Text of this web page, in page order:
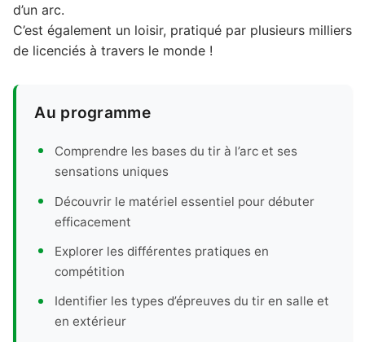
d’un arc.
C’est également un loisir, pratiqué par plusieurs milliers
de licenciés à travers le monde !
Au programme
Comprendre les bases du tir à l’arc et ses
sensations uniques
Découvrir le matériel essentiel pour débuter
efficacement
Explorer les différentes pratiques en
compétition
Identifier les types d’épreuves du tir en salle et
en extérieur